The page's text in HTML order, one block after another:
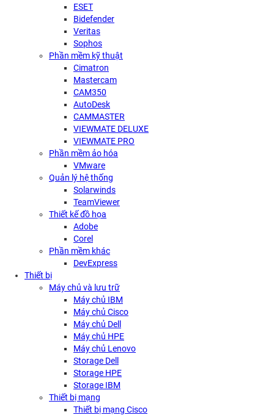
ESET
Bidefender
Veritas
Sophos
Phần mềm kỹ thuật
Cimatron
Mastercam
CAM350
AutoDesk
CAMMASTER
VIEWMATE DELUXE
VIEWMATE PRO
Phần mềm ảo hóa
VMware
Quản lý hệ thống
Solarwinds
TeamViewer
Thiết kế đồ họa
Adobe
Corel
Phần mềm khác
DevExpress
Thiết bị
Máy chủ và lưu trữ
Máy chủ IBM
Máy chủ Cisco
Máy chủ Dell
Máy chủ HPE
Máy chủ Lenovo
Storage Dell
Storage HPE
Storage IBM
Thiết bị mạng
Thiết bị mạng Cisco